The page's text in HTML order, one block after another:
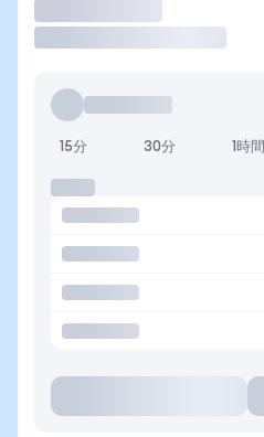
15分 30分 1時間